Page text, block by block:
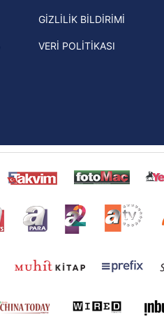
GİZLİLİK BİLDİRİMİ
VERİ POLİTİKASI